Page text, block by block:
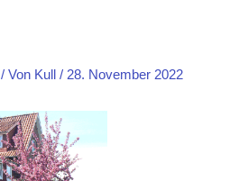
/ Von Kull / 28. November 2022